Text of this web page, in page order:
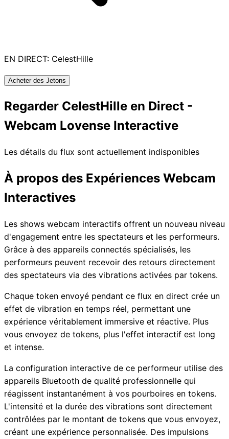
EN DIRECT: CelestHille
Acheter des Jetons
Regarder CelestHille en Direct -
Webcam Lovense Interactive
Les détails du flux sont actuellement indisponibles
À propos des Expériences Webcam
Interactives
Les shows webcam interactifs offrent un nouveau niveau
d'engagement entre les spectateurs et les performeurs.
Grâce à des appareils connectés spécialisés, les
performeurs peuvent recevoir des retours directement
des spectateurs via des vibrations activées par tokens.
Chaque token envoyé pendant ce flux en direct crée un
effet de vibration en temps réel, permettant une
expérience véritablement immersive et réactive. Plus
vous envoyez de tokens, plus l'effet interactif est long
et intense.
La configuration interactive de ce performeur utilise des
appareils Bluetooth de qualité professionnelle qui
réagissent instantanément à vos pourboires en tokens.
L'intensité et la durée des vibrations sont directement
contrôlées par le montant de tokens que vous envoyez,
créant une expérience personnalisée. Des impulsions